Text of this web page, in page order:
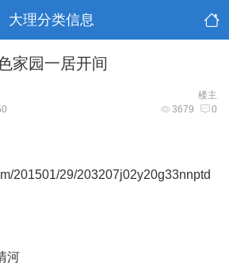
大理分类信息
家园一居开间
楼主
3679 0
201501/29/203207j02y20g33nnptd
河